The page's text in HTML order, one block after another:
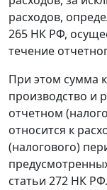
расходов,
265 НК РФ,
течение
При этом сумма
производство и
отчетном
относится к
(налогового)
статьи 272 НК РФ.